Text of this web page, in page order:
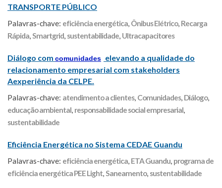
TRANSPORTE PÚBLICO
Palavras-chave: eficiência energética, Ônibus Elétrico, Recarga
Rápida,Smartgrid, sustentabilidade, Ultracapacitores
Diálogo com comunidades elevando a qualidade do
relacionamento empresarial com stakeholders
Aexperiência da CELPE.
Palavras-chave: atendimento a clientes, Comunidades, Diálogo,
educação ambiental, responsabilidade social empresarial,
sustentabilidade
Eficiência Energética no Sistema CEDAE Guandu
Palavras-chave: eficiência energética, ETA Guandu, programa de
eficiência energética PEE Light,Saneamento, sustentabilidade